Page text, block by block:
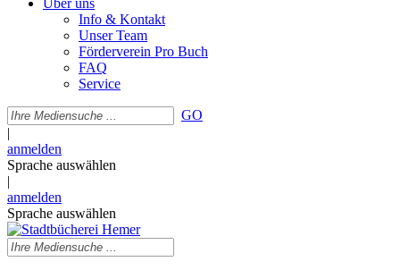
Über uns
Info & Kontakt
Unser Team
Förderverein Pro Buch
FAQ
Service
GO
|
anmelden
Sprache auswählen
|
anmelden
Sprache auswählen